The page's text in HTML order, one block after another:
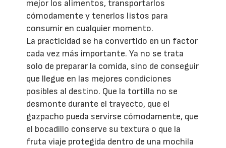
mejor los alimentos, transportarlos
cómodamente y tenerlos listos para
consumir en cualquier momento.
La practicidad se ha convertido en un factor
cada vez más importante. Ya no se trata
solo de preparar la comida, sino de conseguir
que llegue en las mejores condiciones
posibles al destino. Que la tortilla no se
desmonte durante el trayecto, que el
gazpacho pueda servirse cómodamente, que
el bocadillo conserve su textura o que la
fruta viaje protegida dentro de una mochila